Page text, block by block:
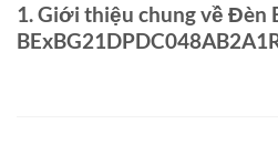
1. Giới thiệu chung về Đèn